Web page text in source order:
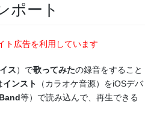
ポート
ト広告を利用しています
ス）で歌ってみたの録音をすること
インスト
（カラオケ音源）をiOSデバ
等）で読み込んで、再生できる